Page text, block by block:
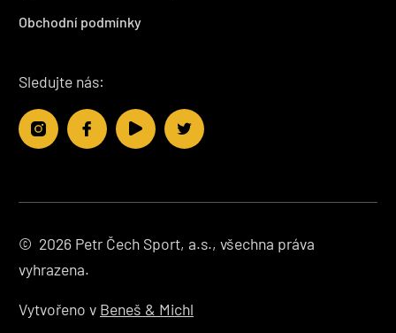
Obchodní podmínky
Sledujte nás:
© 2026 Petr Čech Sport, a.s., všechna práva
vyhrazena.
Vytvořeno v Beneš & Michl